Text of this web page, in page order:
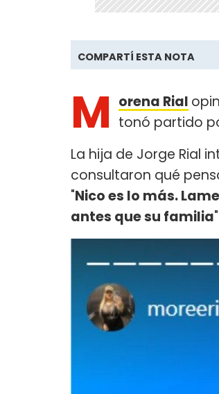
COMPARTÍ ESTA NOTA
M orena Rial
tonó partido
La hija de Jorge Rial
consultaron qué
"Nico es lo más.
antes que su familia